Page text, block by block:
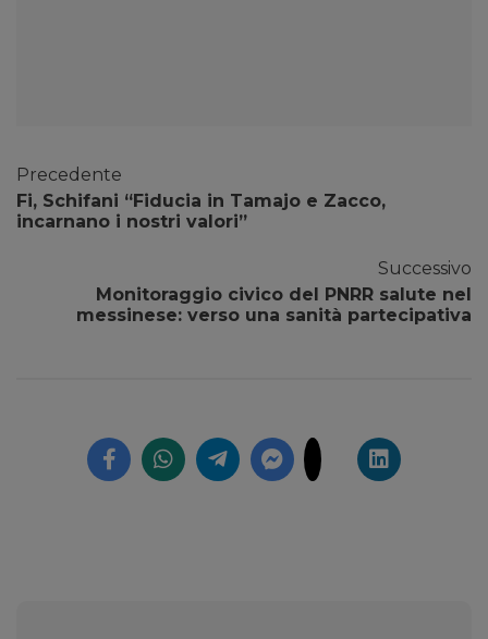
Precedente
Fi, Schifani “Fiducia in Tamajo e Zacco,
incarnano i nostri valori”
Successivo
Monitoraggio civico del PNRR salute nel
messinese: verso una sanità partecipativa